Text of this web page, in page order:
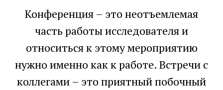
Конференция – это неотъемлемая
часть работы исследователя и
относиться к этому мероприятию
нужно именно как к работе. Встречи с
коллегами – это приятный побочный